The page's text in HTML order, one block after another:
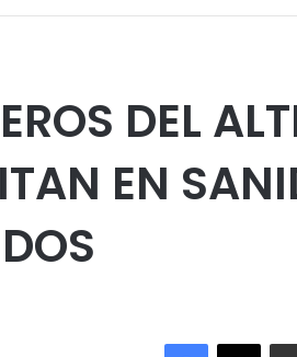
DEL
EN
Facebook
X